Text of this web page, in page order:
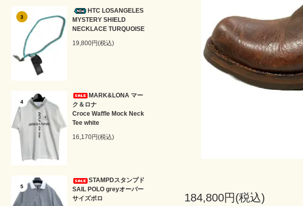
3
HTC LOSANGELES
MYSTERY SHIELD
NECKLACE TURQUOISE
19,800円(税込)
4
MARK&LONA マー
ク＆ロナ
Croce Waffle Mock Neck
Tee white
16,170円(税込)
5
STAMPDスタンプド
SAIL POLO greyオーバー
サイズポロ
184,800円(税込)